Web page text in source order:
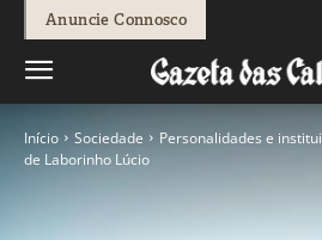
Anuncie Connosco
Início Sociedade
Personalidades e
de Laborinho Lúcio